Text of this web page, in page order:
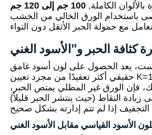
الكاملة,
100 جم إلى 120 جم
باستخدام الورق الخالي من الخشب
يعد الحصول على لون أسود غامق
حقيقي أكثر تعقيدًا من مجرد تعيين K=100 في ملف
فإن الورق غير المطلي يمتص الحبر،
زيادة النقاط (حيث ينتشر الحبر قليلاً)
الأسود القياسي مقابل الأسود الغني